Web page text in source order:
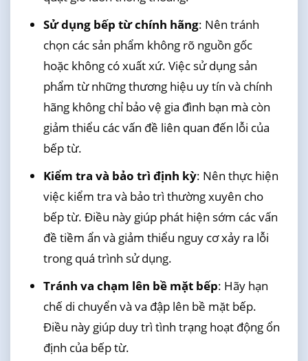
Sử dụng bếp từ chính hãng: Nên tránh
chọn các sản phẩm không rõ nguồn gốc
hoặc không có xuất xứ. Việc sử dụng sản
phẩm từ những thương hiệu uy tín và chính
hãng không chỉ bảo vệ gia đình bạn mà còn
giảm thiểu các vấn đề liên quan đến lỗi của
bếp từ.
Kiểm tra và bảo trì định kỳ: Nên thực hiện
việc kiểm tra và bảo trì thường xuyên cho
bếp từ. Điều này giúp phát hiện sớm các vấn
đề tiềm ẩn và giảm thiểu nguy cơ xảy ra lỗi
trong quá trình sử dụng.
Tránh va chạm lên bề mặt bếp: Hãy hạn
chế di chuyển và va đập lên bề mặt bếp.
Điều này giúp duy trì tình trạng hoạt động ổn
định của bếp từ.